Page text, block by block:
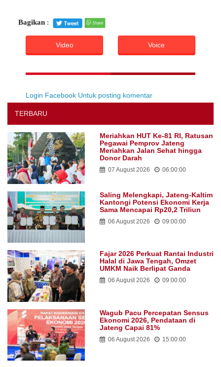
Bagikan :
Video Voice
Login Facebook Untuk posting komentar
TERBARU
Meriahkan HUT Ke-81 RI, Ratusan
Pegawai Pemprov Jateng
Meriahkan Jalan Sehat hingga
Donor Darah
07 August 2026 06:00:00
Saling Melengkapi, Jateng-Kaltim
Kantongi Potensi Ekonomi Kerja
Sama Mencapai Rp20,2 Triliun
06 August 2026 09:00:00
Fajar 2026 Perkuat Rantai Industri
Halal di Jawa Tengah, Omzet
UMKM Naik Berlipat Ganda
06 August 2026 09:00:00
Wagub Pacu Percepatan Sensus
Ekonomi 2026, Pendataan di
Jateng Capai 81%
06 August 2026 15:00:00